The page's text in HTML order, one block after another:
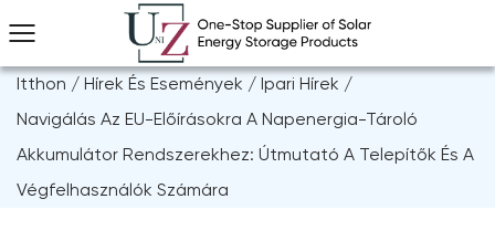
Itthon / Hírek És Események / Ipari Hírek /
Navigálás Az EU-Előírásokra A Napenergia-Tároló
Akkumulátor Rendszerekhez: Útmutató A Telepítők És A
Végfelhasználók Számára